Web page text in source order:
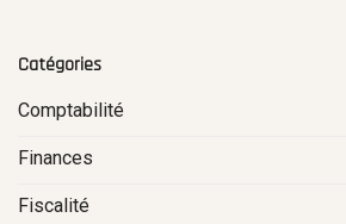
Catégories
Comptabilité
Finances
Fiscalité